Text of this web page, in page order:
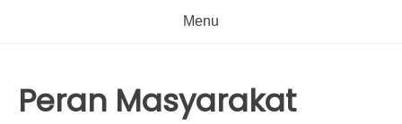
Menu
Peran Masyarakat